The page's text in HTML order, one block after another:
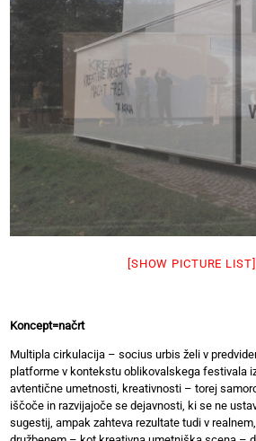
[SHOW PICTURE LIST]
Koncept=načrt
Multipla cirkulacija – socius urbis želi v
platforme v kontekstu oblikovalskega festivala
avtentične umetnosti, kreativnosti – torej
iščoče in razvijajoče se dejavnosti, ki se ne
sugestij, ampak zahteva rezultate tudi v